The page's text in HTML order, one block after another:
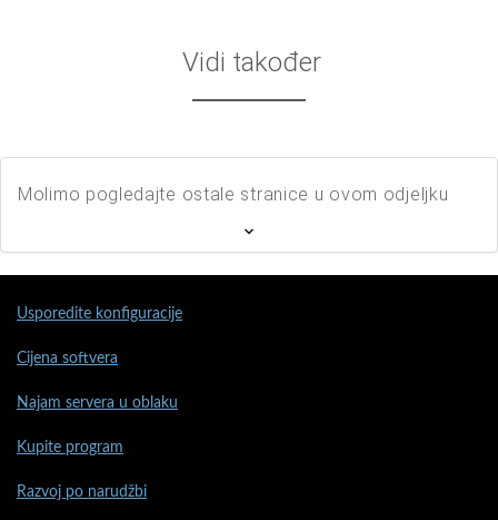
Vidi također
Molimo pogledajte ostale stranice u ovom odjeljku
Usporedite konfiguracije
Cijena softvera
Najam servera u oblaku
Kupite program
Razvoj po narudžbi